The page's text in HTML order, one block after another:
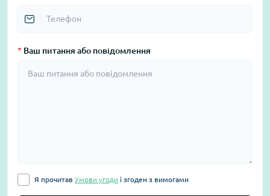
* Ваш питання або повідомлення
Я прочитав Умови угоди і згоден з вимогами